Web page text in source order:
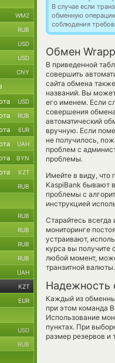
В случае если
обменную
соблюдения
Обмен
В приведенной
совершить
сайта обмена
названий. Вы
его именем. Если
совершения
автоматический
вручную. Если
не получилось,
проблем с
проблемы.
Имейте в виду, что
KaspiBank бывают
проблемы с
инструкцией
Старайтесь всегда
мониторинге
устраивают,
курса вы получите
любой момент,
транзитной валюты.
Надежность
Каждый из
при этом команда
Использование
пунктах. При
размер резервов и
WMZ
RUB
USD
USD
CNY
USD
RUB
EUR
UAH
BYN
KZT
RUB
RUB
RUB
RUB
RUB
UAH
KZT
EUR
USD
RUB